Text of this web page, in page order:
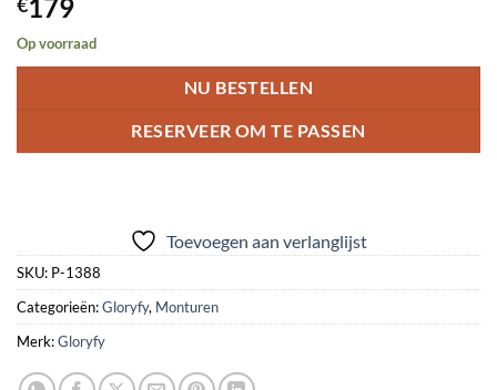
179
Op voorraad
NU BESTELLEN
RESERVEER OM TE PASSEN
Toevoegen aan verlanglijst
SKU: P-1388
Categorieën:Gloryfy, Monturen
Merk:Gloryfy